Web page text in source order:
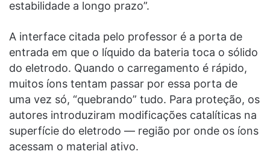
estabilidade a longo prazo”.
A interface citada pelo professor é a porta de
entrada em que o líquido da bateria toca o sólido
do eletrodo. Quando o carregamento é rápido,
muitos íons tentam passar por essa porta de
uma vez só, “quebrando” tudo. Para proteção, os
autores introduziram modificações catalíticas na
superfície do eletrodo — região por onde os íons
acessam o material ativo.